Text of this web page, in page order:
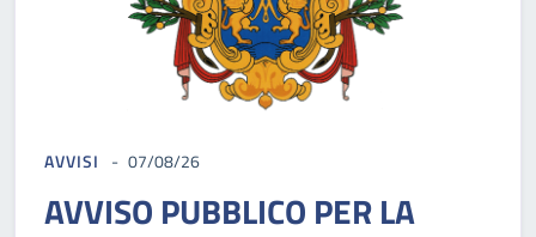
AVVISI 07/08/26
AVVISO PUBBLICO PER LA